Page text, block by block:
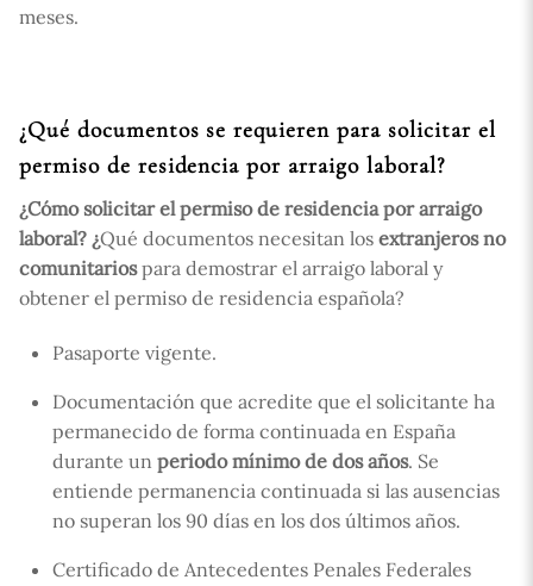
meses.
¿Qué documentos se requieren para solicitar el
permiso de residencia por arraigo laboral?
¿Cómo solicitar el permiso de residencia por arraigo
laboral? ¿Qué documentos necesitan los extranjeros no
comunitariospara demostrar el arraigo laboral y
obtener el permiso de residencia española?
Pasaporte vigente.
Documentación que acredite que el solicitante ha
permanecido de forma continuada en España
durante unperiodo mínimo de dos años. Se
entiende permanencia continuada si las ausencias
no superan los 90 días en los dos últimos años.
Certificado de Antecedentes Penales Federales